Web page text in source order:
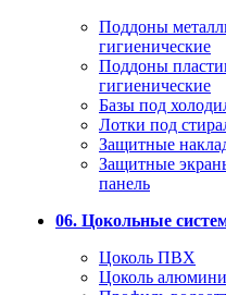
Поддоны
гигиенические
Поддоны
гигиенические
Базы под
Лотки под
Защитные
Защитные
панель
06. Цокольные
Цоколь ПВХ
Цоколь